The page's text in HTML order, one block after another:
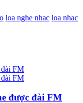
loa nghe nhac loa nhac
được đài FM